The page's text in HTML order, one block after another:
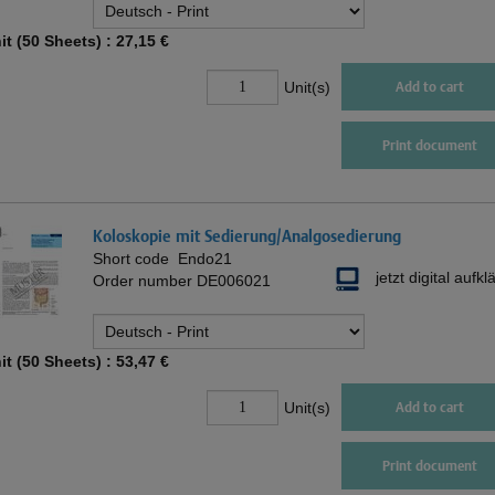
(50 Sheets) : 27,15 €
Unit(s) Add to cart
Print document
Koloskopie mit Sedierung/Analgosedierung
Short code Endo21
Order number DE006021 jetzt digital
(50 Sheets) : 53,47 €
Unit(s) Add to cart
Print document